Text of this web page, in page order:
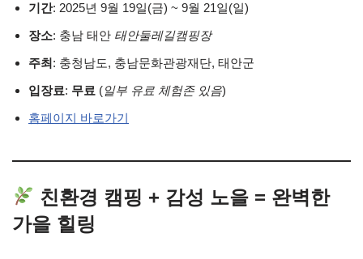
기간: 2025년 9월 19일(금) ~ 9월 21일(일)
장소: 충남 태안 태안둘레길캠핑장
주최: 충청남도, 충남문화관광재단, 태안군
입장료: 무료 (일부 유료 체험존 있음)
홈페이지 바로가기
친환경 캠핑 + 감성 노을 = 완벽한
가을 힐링